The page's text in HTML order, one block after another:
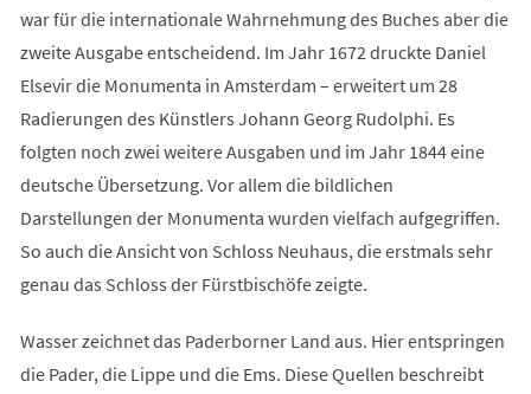
war für die internationale Wahrnehmung des Buches aber die
zweite Ausgabe entscheidend. Im Jahr 1672 druckte Daniel
Elsevir die Monumenta in Amsterdam – erweitert um 28
Radierungen des Künstlers Johann Georg Rudolphi. Es
folgten noch zwei weitere Ausgaben und im Jahr 1844 eine
deutsche Übersetzung. Vor allem die bildlichen
Darstellungen der Monumenta wurden vielfach aufgegriffen.
So auch die Ansicht von Schloss Neuhaus, die erstmals sehr
genau das Schloss der Fürstbischöfe zeigte.
Wasser zeichnet das Paderborner Land aus. Hier entspringen
die Pader, die Lippe und die Ems. Diese Quellen beschreibt